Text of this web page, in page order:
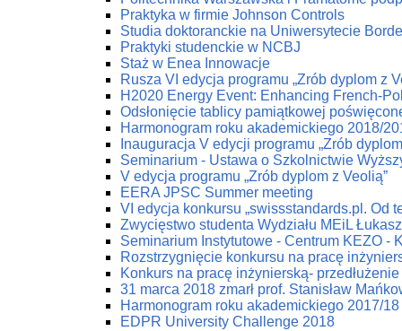
Praktyka w firmie Johnson Controls
Studia doktoranckie na Uniwersytecie
Praktyki studenckie w NCBJ
Staż w Enea Innowacje
Rusza VI edycja programu „Zrób dyplom z
H2020 Energy Event: Enhancing French-
Odsłonięcie tablicy pamiątkowej
Harmonogram roku akademickiego 2018/
Inauguracja V edycji programu „Zrób
Seminarium - Ustawa o Szkolnictwie
V edycja programu „Zrób dyplom z Veolią”
EERA JPSC Summer meeting
VI edycja konkursu „swissstandards.pl. Od
Zwycięstwo studenta Wydziału MEiL
Seminarium Instytutowe - Centrum KEZO -
Rozstrzygnięcie konkursu na pracę
Konkurs na pracę inżynierską-
31 marca 2018 zmarł prof. Stanisław
Harmonogram roku akademickiego 2017/18
EDPR University Challenge 2018